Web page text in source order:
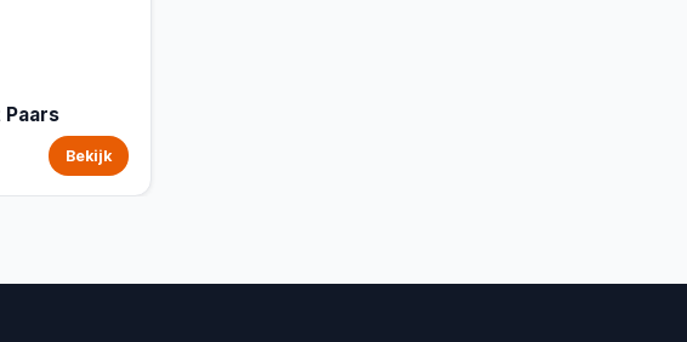
Paars
Bekijk